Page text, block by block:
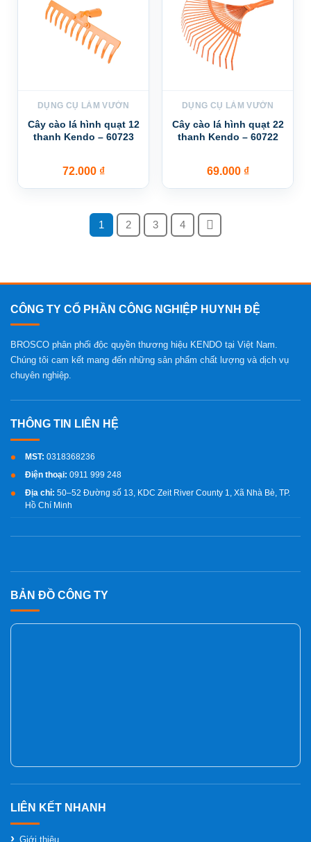
DỤNG CỤ LÀM VƯỜN
Cây cào lá hình quạt 12
thanh Kendo – 60723
72.000 ₫
DỤNG CỤ LÀM VƯỜN
Cây cào lá hình quạt 22
thanh Kendo – 60722
69.000 ₫
1 2 3 4
BẢN ĐỒ CÔNG TY
Giới thiệu
CÔNG TY CỔ PHẦN CÔNG NGHIỆP HUYNH ĐỆ
BROSCO phân phối độc quyền thương hiệu KENDO tại Việt Nam.
Chúng tôi cam kết mang đến những sản phẩm chất lượng và dịch vụ
chuyên nghiệp.
MST: 0318368236
Điện thoại: 0911 999 248
Địa chỉ: 50–52 Đường số 13, KDC Zeit River County 1, Xã Nhà Bè, TP.
Hồ Chí Minh